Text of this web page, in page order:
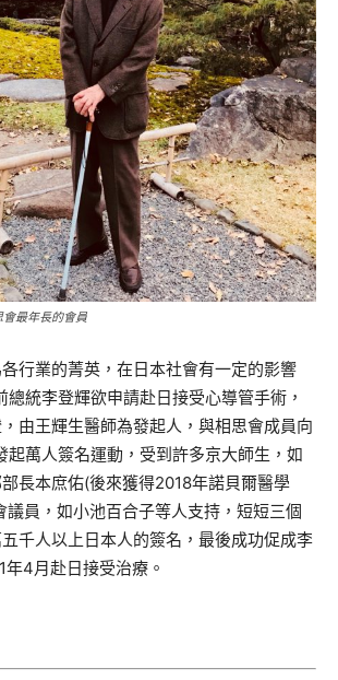
最年長的會員
行業的菁英，在日本社會有一定的影響
統李登輝欲申請赴日接受心導管手術，
由王輝生醫師為發起人，與相思會成員向
起萬人簽名運動，受到許多京大師生，如
長本庶佑(後來獲得2018年諾貝爾醫學
議員，如小池百合子等人支持，短短三個
千人以上日本人的簽名，最後成功促成李
4月赴日接受治療。